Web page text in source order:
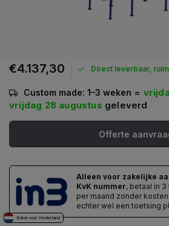
€4.137,30 Direct leverbaar,
Custom made: 1–3 weken =
vrijdag 28 augustus geleverd
Offerte
Enkel voor Nederland
Alleen voor zakelijke
KvK nummer, betaal in
per maand zonder
echter wel een toetsing